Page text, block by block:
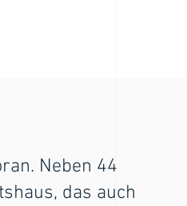
Neben 44
das auch